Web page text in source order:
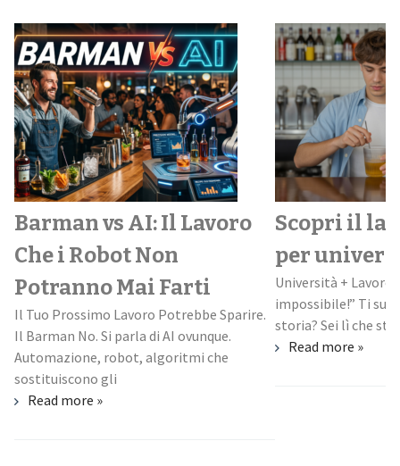
Barman vs AI: Il Lavoro
Che i Robot Non
Potranno Mai Farti
Il Tuo Prossimo Lavoro Potrebbe Sparire.
Il Barman No. Si parla di AI ovunque.
Automazione, robot, algoritmi che
sostituiscono gli
Read more »
Scopri il
per
Università +
impossibile!” Ti
storia? Sei lì che
Read more »